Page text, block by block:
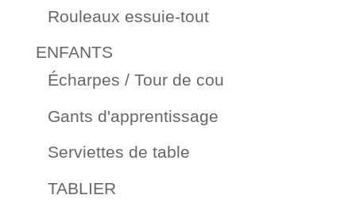
Rouleaux essuie-tout
ENFANTS
Écharpes / Tour de cou
Gants d'apprentissage
Serviettes de table
TABLIER